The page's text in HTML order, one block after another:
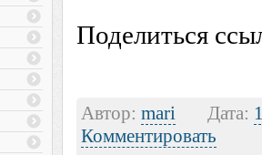
Поделиться
Автор: mari Дата:
Комментировать